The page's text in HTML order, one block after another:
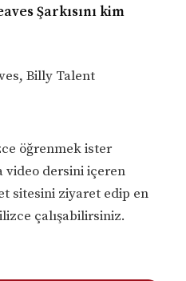
Şarkısını kim
Billy Talent
öğrenmek ister
video dersini içeren
sitesini ziyaret edip en
çalışabilirsiniz.